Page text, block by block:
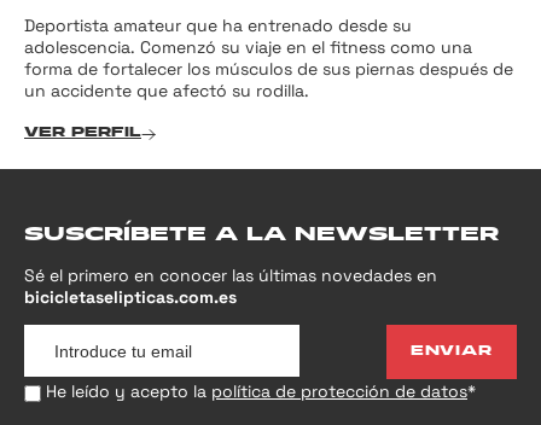
Deportista amateur que ha entrenado desde su
adolescencia. Comenzó su viaje en el fitness como una
forma de fortalecer los músculos de sus piernas después de
un accidente que afectó su rodilla.
VER PERFIL
SUSCRÍBETE A LA NEWSLETTER
Sé el primero en conocer las últimas novedades en
bicicletaselipticas.com.es
ENVIAR
He leído y acepto la política de protección de datos*